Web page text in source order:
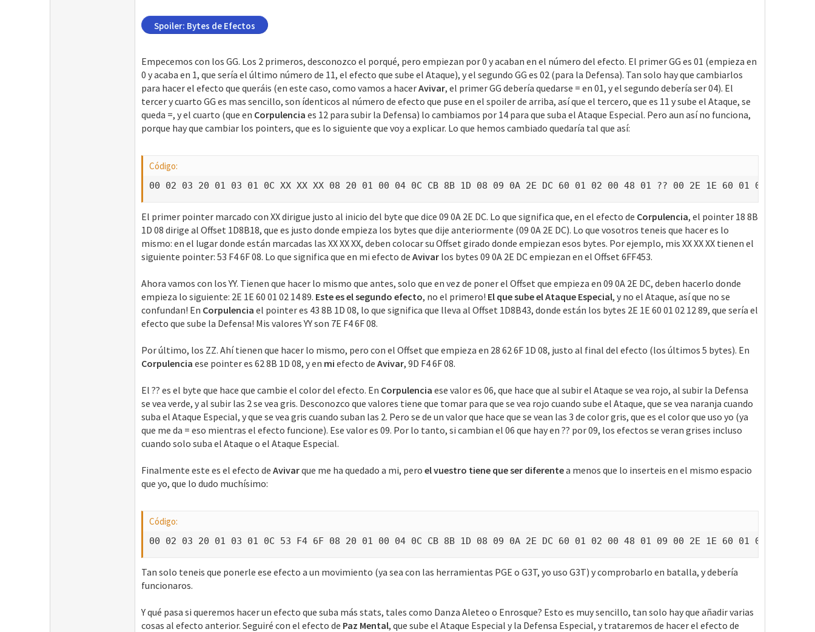
Spoiler: Bytes de Efectos
Empecemos con los GG. Los 2 primeros, desconozco el porqué, pero empiezan por 0 y acaban en el número del efecto. El primer GG es 01 (empieza en
0 y acaba en 1, que sería el último número de 11, el efecto que sube el Ataque), y el segundo GG es 02 (para la Defensa). Tan solo hay que cambiarlos
para hacer el efecto que queráis (en este caso, como vamos a hacerAvivar, el primer GG debería quedarse = en 01, y el segundo debería ser 04). El
tercer y cuarto GG es mas sencillo, son ídenticos al número de efecto que puse en el spoiler de arriba, así que el tercero, que es 11 y sube el Ataque, se
queda =, y el cuarto (que en Corpulencia es 12 para subir la Defensa) lo cambiamos por 14 para que suba el Ataque Especial. Pero aun así no funciona,
porque hay que cambiar los pointers, que es lo siguiente que voy a explicar. Lo que hemos cambiado quedaría tal que así:
Código:
00 02 03 20 01 03 01 0C XX XX XX 08 20 01 00 04 0C CB 8B 1D 08 09 0A 2E DC 60 01 02 00 48 01 ?? 00 2E 1E 60 01 02 11
El primer pointer marcado con XX dirigue justo al inicio del byte que dice 09 0A 2E DC. Lo que significa que, en el efecto de Corpulencia, el pointer 18 8B
1D 08 dirige al Offset 1D8B18, que es justo donde empieza los bytes que dije anteriormente (09 0A 2E DC). Lo que vosotros teneis que hacer es lo
mismo: en el lugar donde están marcadas las XX XX XX, deben colocar su Offset girado donde empiezan esos bytes. Por ejemplo, mis XX XX XX tienen el
siguiente pointer: 53 F4 6F 08. Lo que significa que en mi efecto de Avivar los bytes 09 0A 2E DC empiezan en el Offset 6FF453.
Ahora vamos con los YY. Tienen que hacer lo mismo que antes, solo que en vez de poner el Offset que empieza en 09 0A 2E DC, deben hacerlo donde
empieza lo siguiente: 2E 1E 60 01 02 14 89. Este es el segundo efecto, no el primero! El que sube el Ataque Especial, y no el Ataque, así que no se
confundan! En Corpulencia el pointer es 43 8B 1D 08, lo que significa que lleva al Offset 1D8B43, donde están los bytes 2E 1E 60 01 02 12 89, que sería el
efecto que sube la Defensa! Mis valores YY son 7E F4 6F 08.
Por último, los ZZ. Ahí tienen que hacer lo mismo, pero con el Offset que empieza en 28 62 6F 1D 08, justo al final del efecto (los últimos 5 bytes). En
Corpulencia ese pointer es 62 8B 1D 08, y en mi efecto de Avivar, 9D F4 6F 08.
El ?? es el byte que hace que cambie el color del efecto. En Corpulencia ese valor es 06, que hace que al subir el Ataque se vea rojo, al subir la Defensa
se vea verde, y al subir las 2 se vea gris. Desconozco que valores tiene que tomar para que se vea rojo cuando sube el Ataque, que se vea naranja cuando
suba el Ataque Especial, y que se vea gris cuando suban las 2. Pero se de un valor que hace que se vean las 3 de color gris, que es el color que uso yo (ya
que me da = eso mientras el efecto funcione). Ese valor es 09. Por lo tanto, si cambian el 06 que hay en ?? por 09, los efectos se veran grises incluso
cuando solo suba el Ataque o el Ataque Especial.
Finalmente este es el efecto de Avivarque me ha quedado a mi, pero el vuestro tiene que ser diferentea menos que lo inserteis en el mismo espacio
que yo, que lo dudo muchísimo:
Código:
00 02 03 20 01 03 01 0C 53 F4 6F 08 20 01 00 04 0C CB 8B 1D 08 09 0A 2E DC 60 01 02 00 48 01 09 00 2E 1E 60 01 02 11
Tan solo teneis que ponerle ese efecto a un movimiento (ya sea con las herramientas PGE o G3T, yo uso G3T) y comprobarlo en batalla, y debería
funcionaros.
Y qué pasa si queremos hacer un efecto que suba más stats, tales como Danza Aleteo o Enrosque? Esto es muy sencillo, tan solo hay que añadir varias
cosas al efecto anterior. Seguiré con el efecto de Paz Mental, que sube el Ataque Especial y la Defensa Especial, y trataremos de hacer el efecto de